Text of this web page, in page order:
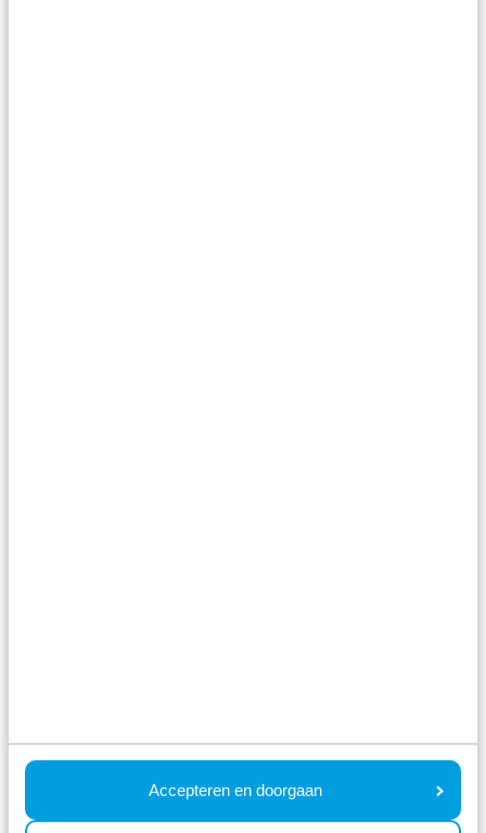
Accepteren en doorgaan
Fr 6. November - Mo 9. November
3 Nächte
Ab:
367,00 €